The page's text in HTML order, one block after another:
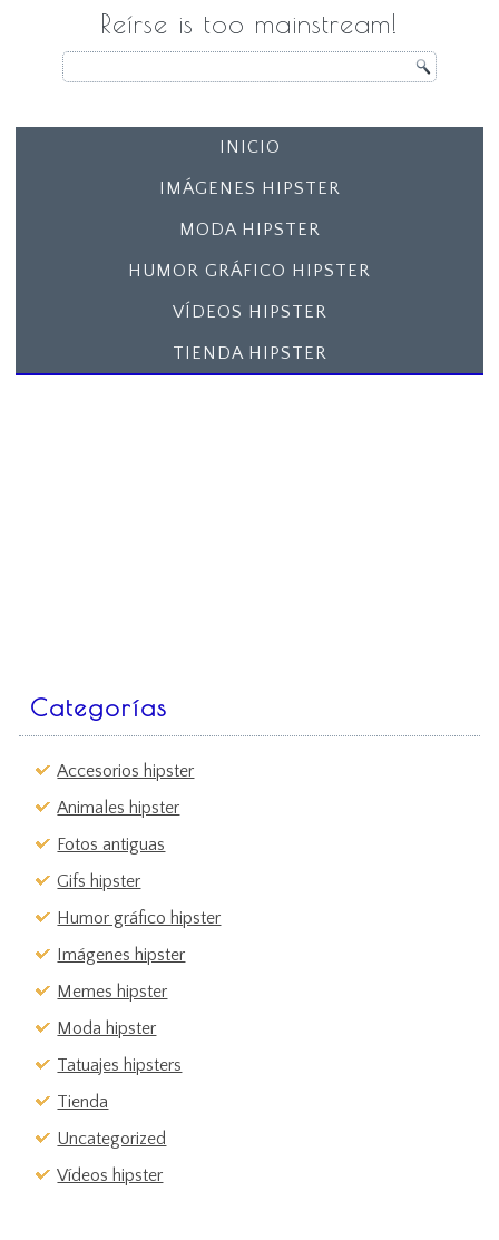
Reírse is too mainstream!
INICIO
IMÁGENES HIPSTER
MODA HIPSTER
HUMOR GRÁFICO HIPSTER
VÍDEOS HIPSTER
TIENDA HIPSTER
Categorías
Accesorios hipster
Animales hipster
Fotos antiguas
Gifs hipster
Humor gráfico hipster
Imágenes hipster
Memes hipster
Moda hipster
Tatuajes hipsters
Tienda
Uncategorized
Vídeos hipster